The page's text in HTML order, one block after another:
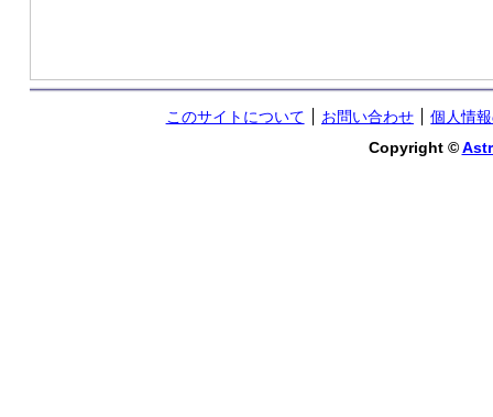
このサイトについて お問い合わせ
個人情
Copyright ©